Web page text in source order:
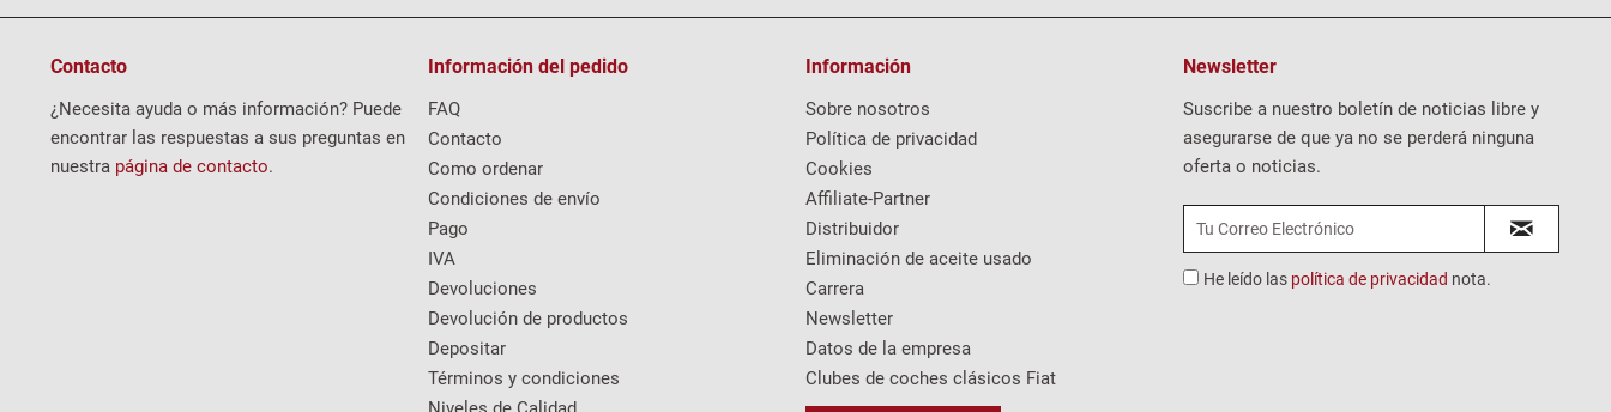
Contacto
¿Necesita ayuda o más información? Puede
encontrar las respuestas a sus preguntas en
nuestra página de contacto.
Información del pedido
FAQ
Contacto
Como ordenar
Condiciones de envío
Pago
IVA
Devoluciones
Devolución de productos
Depositar
Términos y condiciones
Información
Sobre nosotros
Política de privacidad
Cookies
Affiliate-Partner
Distribuidor
Eliminación de aceite usado
Carrera
Newsletter
Datos de la empresa
Clubes de coches clásicos Fiat
Newsletter
Suscribe a nuestro boletín de noticias libre y
asegurarse de que ya no se perderá ninguna
oferta o noticias.
He leído las política de privacidad nota.